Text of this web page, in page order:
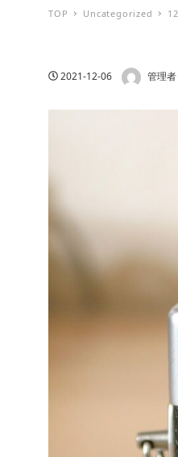
TOP Uncategorized
投稿日
2021-12-06 著者 管理者